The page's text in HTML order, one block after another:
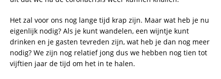
Het zal voor ons nog lange tijd krap zijn. Maar wat heb je nu
eigenlijk nodig? Als je kunt wandelen, een wijntje kunt
drinken en je gasten tevreden zijn, wat heb je dan nog meer
nodig? We zijn nog relatief jong dus we hebben nog tien tot
vijftien jaar de tijd om het in te halen.